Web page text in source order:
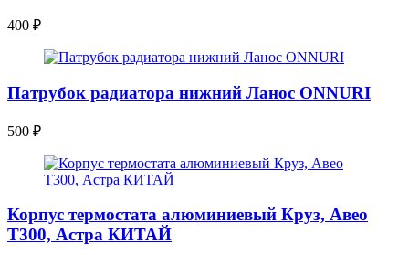
400 ₽
Патрубок радиатора нижний Ланос ONNURI
500 ₽
Корпус термостата алюминиевый Круз, Авео
Т300, Астра КИТАЙ